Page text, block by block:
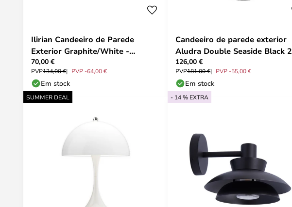
Ilirian Candeeiro de Parede
Exterior Graphite/White -
Lucande
70,00 €
PVP134,00 € PVP -64,00 €
Em stock
Candeeiro de parede exterior
Aludra Double Seaside Black 2
lâmpadas - Nordlux
126,00 €
PVP181,00 € PVP -55,00 €
Em stock
SUMMER DEAL - 14 % EXTRA